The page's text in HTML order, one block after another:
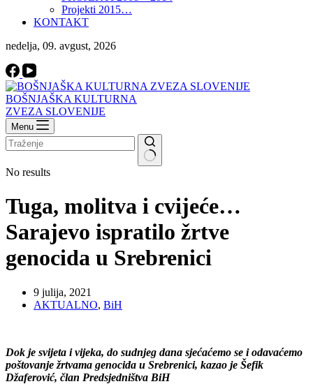
Projekti 2015…
KONTAKT
nedelja, 09. avgust, 2026
BOŠNJAŠKA KULTURNA
ZVEZA SLOVENIJE
Menu
No results
Tuga, molitva i cvijeće…
Sarajevo ispratilo žrtve
genocida u Srebrenici
9 julija, 2021
AKTUALNO, BiH
Dok je svijeta i vijeka, do sudnjeg dana sjećaćemo se i odavaćemo
poštovanje žrtvama genocida u Srebrenici, kazao je Šefik
Džaferović, član Predsjedništva BiH